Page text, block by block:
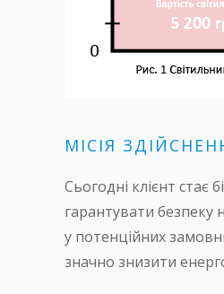
МІСІЯ
Сьогодні клієнт стає
гарантувати безпеку
у потенційних
значно знизити